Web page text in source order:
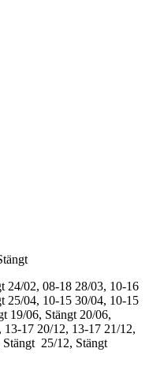
24/02, 08-18 28/03, 10-16
25/04, 10-15 30/04, 10-15
19/06, Stängt 20/06,
13-17 20/12, 13-17 21/12,
Stängt 25/12, Stängt